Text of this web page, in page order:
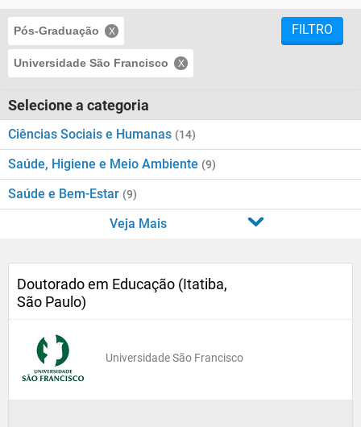
Pós-Graduação
Universidade São Francisco
FILTRO
Selecione a categoria
Ciências Sociais e Humanas (14)
Saúde, Higiene e Meio Ambiente (9)
Saúde e Bem-Estar (9)
Veja Mais
Doutorado em Educação (Itatiba,
São Paulo)
Universidade São Francisco